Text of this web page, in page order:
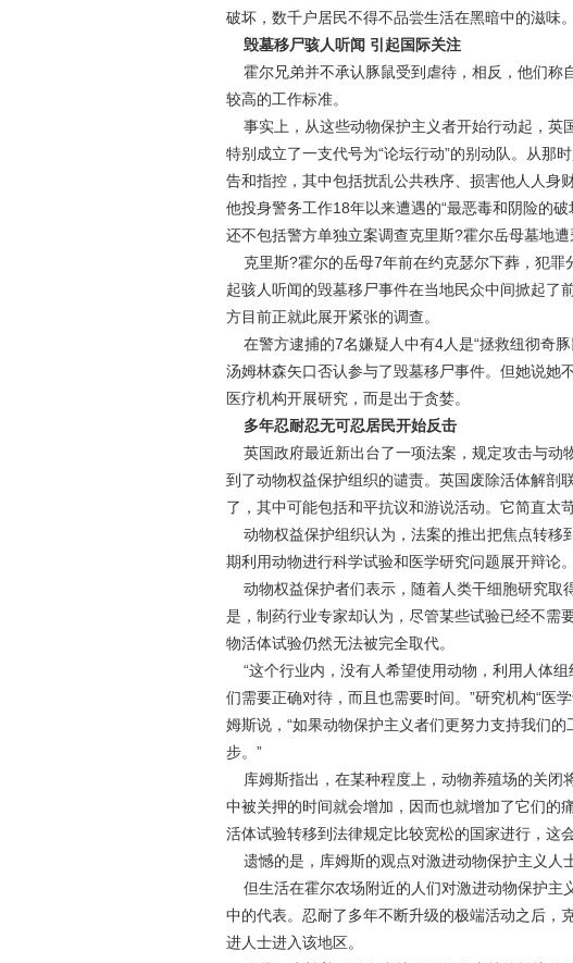
破坏，数千户居民不得不品尝生活在黑暗中的滋味。
毁墓移尸骇人听闻 引起国际关注
霍尔兄弟并不承认豚鼠受到虐待，相反，他们称
较高的工作标准。
事实上，从这些动物保护主义者开始行动起，英
特别成立了一支代号为“论坛行动”的别动队。从那
告和指控，其中包括扰乱公共秩序、损害他人人身
他投身警务工作18年以来遭遇的“最恶毒和阴险的
还不包括警方单独立案调查克里斯?霍尔岳母墓地遭
克里斯?霍尔的岳母7年前在约克瑟尔下葬，犯罪
起骇人听闻的毁墓移尸事件在当地民众中间掀起了
方目前正就此展开紧张的调查。
在警方逮捕的7名嫌疑人中有4人是“拯救纽彻奇
汤姆林森矢口否认参与了毁墓移尸事件。但她说她
医疗机构开展研究，而是出于贪婪。
多年忍耐忍无可忍居民开始反击
英国政府最近新出台了一项法案，规定攻击与动
到了动物权益保护组织的谴责。英国废除活体解剖
了，其中可能包括和平抗议和游说活动。它简直太
动物权益保护组织认为，法案的推出把焦点转移
期利用动物进行科学试验和医学研究问题展开辩论。
动物权益保护者们表示，随着人类干细胞研究取
是，制药行业专家却认为，尽管某些试验已经不需
物活体试验仍然无法被完全取代。
“这个行业内，没有人希望使用动物，利用人体
们需要正确对待，而且也需要时间。”研究机构“医
姆斯说，“如果动物保护主义者们更努力支持我们
步。”
库姆斯指出，在某种程度上，动物养殖场的关闭
中被关押的时间就会增加，因而也就增加了它们的
活体试验转移到法律规定比较宽松的国家进行，这
遗憾的是，库姆斯的观点对激进动物保护主义人
但生活在霍尔农场附近的人们对激进动物保护主
中的代表。忍耐了多年不断升级的极端活动之后，
进人士进入该地区。